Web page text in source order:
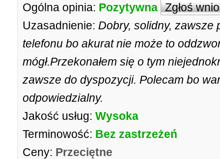
Ogólna opinia: Pozytywna Zgłoś
Uzasadnienie: Dobry, solidny, zawsze
telefonu bo akurat nie może to
mógł.Przekonałem się o tym
zawsze do dyspozycji. Polecam bo
odpowiedzialny.
Jakość usług: Wysoka
Terminowość: Bez zastrzeżeń
Ceny: Przeciętne